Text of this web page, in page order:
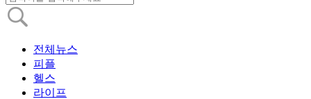
전체뉴스
피플
헬스
라이프